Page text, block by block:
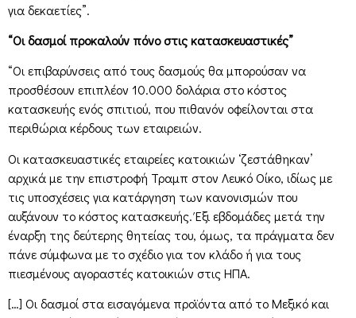
για δεκαετίες”.
“Οι δασμοί προκαλούν πόνο στις κατασκευαστικές”
“Οι επιβαρύνσεις από τους δασμούς θα μπορούσαν να
προσθέσουν επιπλέον 10.000 δολάρια στο κόστος
κατασκευής ενός σπιτιού, που πιθανόν οφείλονται στα
περιθώρια κέρδους των εταιρειών.
Οι κατασκευαστικές εταιρείες κατοικιών ‘ζεστάθηκαν’
αρχικά με την επιστροφή Τραμπ στον Λευκό Οίκο, ιδίως με
τις υποσχέσεις για κατάργηση των κανονισμών που
αυξάνουν το κόστος κατασκευής. Έξι εβδομάδες μετά την
έναρξη της δεύτερης θητείας του, όμως, τα πράγματα δεν
πάνε σύμφωνα με το σχέδιο για τον κλάδο ή για τους
πιεσμένους αγοραστές κατοικιών στις ΗΠΑ.
[…] Οι δασμοί στα εισαγόμενα προϊόντα από το Μεξικό και